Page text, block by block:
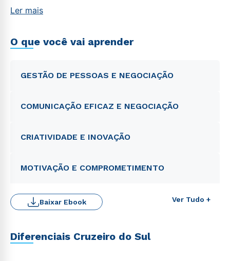
Ler mais
O que você vai aprender
GESTÃO DE PESSOAS E NEGOCIAÇÃO
COMUNICAÇÃO EFICAZ E NEGOCIAÇÃO
CRIATIVIDADE E INOVAÇÃO
MOTIVAÇÃO E COMPROMETIMENTO
Ver Tudo +
Baixar Ebook
Diferenciais Cruzeiro do Sul